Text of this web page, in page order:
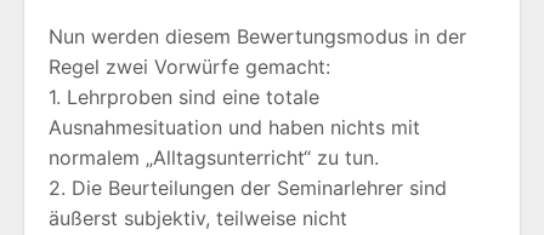
Nun werden diesem Bewertungsmodus in der
Regel zwei Vorwürfe gemacht:
1. Lehrproben sind eine totale
Ausnahmesituation und haben nichts mit
normalem „Alltagsunterricht“ zu tun.
2. Die Beurteilungen der Seminarlehrer sind
äußerst subjektiv, teilweise nicht